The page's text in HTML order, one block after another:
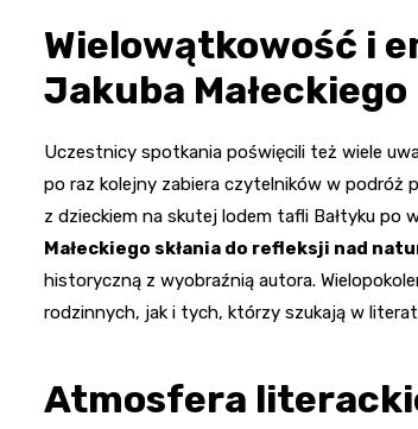
Wielowątkowość i
Jakuba Małeckiego
Uczestnicy spotkania poświęcili też wiele
po raz kolejny zabiera czytelników w podróż
z dzieckiem na skutej lodem tafli Bałtyku po
Małeckiego skłania do refleksji nad
historyczną z wyobraźnią autora.
rodzinnych, jak i tych, którzy szukają w
Atmosfera